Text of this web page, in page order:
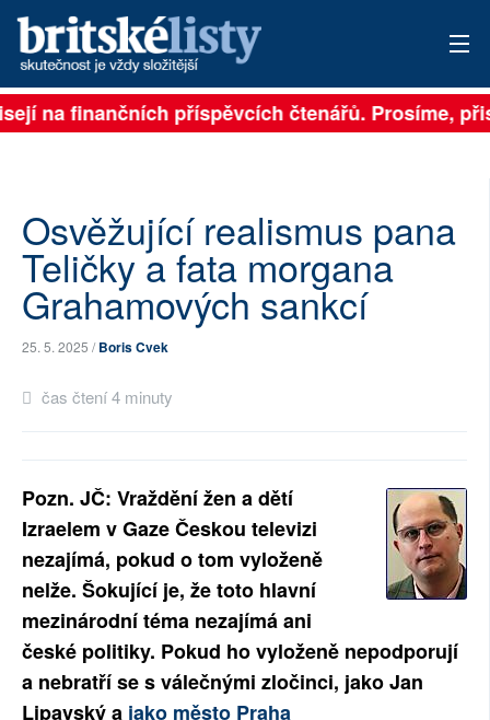
PŘIHLÁSIT
ARCHIV
ROZHOVORY
TÉMATA
SOCIÁLNÍ SÍTĚ
RUBRIKY
PLNÁ VERZE STRÁNEK
na finančních příspěvcích čtenářů. Prosíme,
Osvěžující realismus pana
Teličky a fata morgana
Grahamových sankcí
25. 5. 2025 /Boris Cvek
čas čtení 4 minuty
Pozn. JČ: Vraždění žen a dětí
Izraelem v Gaze Českou televizi
nezajímá, pokud o tom vyloženě
nelže. Šokující je, že toto hlavní
mezinárodní téma nezajímá ani
české politiky. Pokud ho vyloženě nepodporují
a nebratří se s válečnými zločinci, jako Jan
Lipavský a jako město Praha